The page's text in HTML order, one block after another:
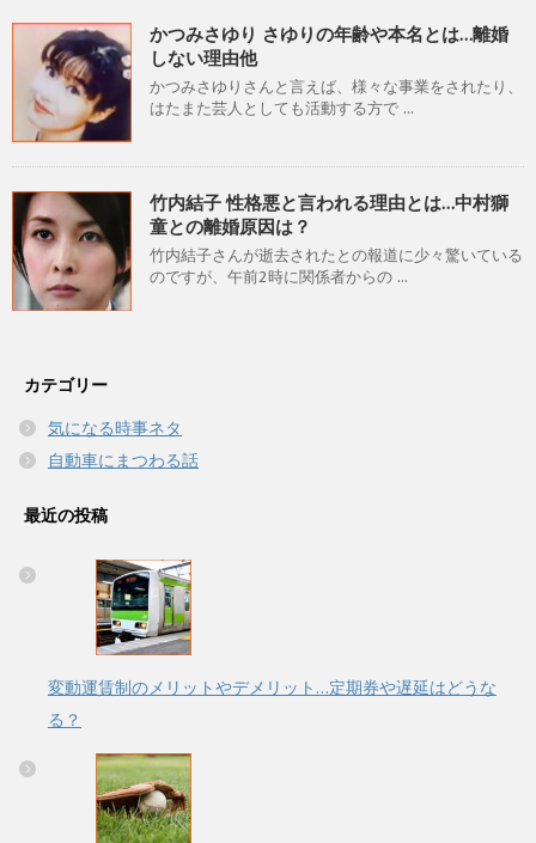
かつみさゆり さゆりの年齢や本名とは…離婚
しない理由他
かつみさゆりさんと言えば、様々な事業をされたり、
はたまた芸人としても活動する方で ...
竹内結子 性格悪と言われる理由とは…中村獅
童との離婚原因は？
竹内結子さんが逝去されたとの報道に少々驚いている
のですが、午前2時に関係者からの ...
カテゴリー
気になる時事ネタ
自動車にまつわる話
最近の投稿
変動運賃制のメリットやデメリット…定期券や遅延はどうな
る？